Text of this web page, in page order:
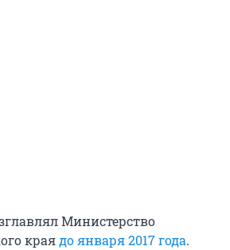
Министерство
краядо января 2017 года.